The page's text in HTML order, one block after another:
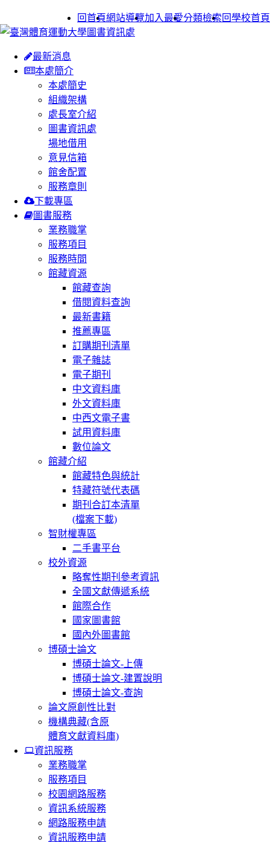
回學校首頁
分類檢索
加入最愛
網站導覽
回首頁
最新消息
本處簡介
本處簡史
組織架構
處長室介紹
圖書資訊處
場地借用
意見信箱
館舍配置
服務章則
下載專區
圖書服務
業務職掌
服務項目
服務時間
館藏資源
館藏查詢
借閱資料查詢
最新書籍
推薦專區
訂購期刊清單
電子雜誌
電子期刊
中文資料庫
外文資料庫
中西文電子書
試用資料庫
數位論文
館藏介紹
館藏特色與統計
特藏符號代表碼
期刊合訂本清單
(檔案下載)
智財權專區
二手書平台
校外資源
略奪性期刊參考資訊
全國文獻傳遞系統
館際合作
國家圖書館
國內外圖書館
博碩士論文
博碩士論文-上傳
博碩士論文-建置說明
博碩士論文-查詢
論文原創性比對
機構典藏(含原
體育文獻資料庫)
資訊服務
業務職掌
服務項目
校園網路服務
資訊系統服務
網路服務申請
資訊服務申請